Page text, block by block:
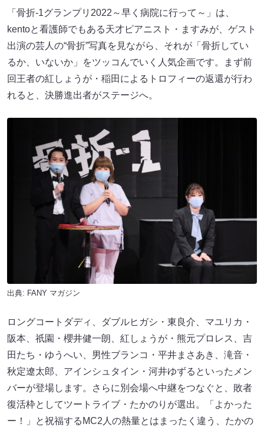
「骨折-1グランプリ2022～早く病院に行って～」は、
kentoと看護師でもある天才ピアニスト・ますみが、ゲスト
出演の芸人の“骨折”写真を見ながら、それが「骨折してい
るか、いないか」をツッコんでいく人気企画です。まず前
回王者の紅しょうが・稲田によるトロフィーの返還が行わ
れると、決勝進出者がステージへ。
出典: FANY マガジン
ロングコートダディ、ダブルヒガシ・東良介、マユリカ・
阪本、祇園・櫻井健一朗、紅しょうが・熊元プロレス、吉
田たち・ゆうへい、男性ブランコ・平井まさあき、滝音・
秋定遼太郎、アインシュタイン・河井ゆずるといったメン
バーが登場します。さらに別会場へ中継をつなぐと、敗者
復活枠としてツートライブ・たかのりが選出。「よかった
ー！」と祝福するMC2人の熱量とはまったく違う、たかの